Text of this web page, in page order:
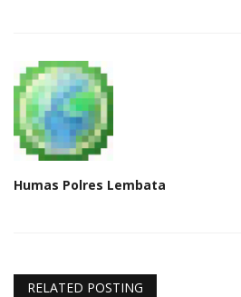
Humas Polres Lembata
RELATED POSTING